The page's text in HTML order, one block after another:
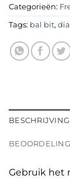
Categorieën:
Tags: bal bit,
BESCHRIJVING
Gebruik het